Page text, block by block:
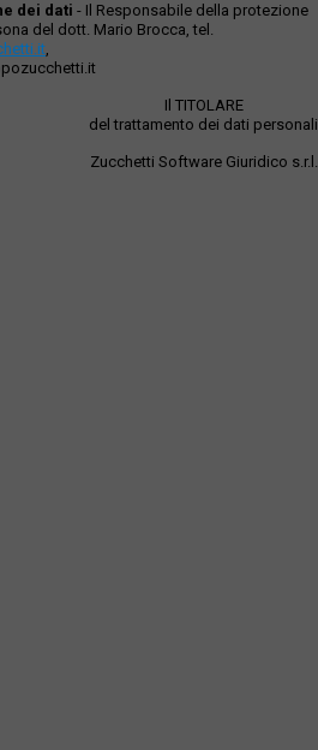
dei dati - Il Responsabile della protezione
del dott. Mario Brocca, tel.
,
Il TITOLARE
del trattamento dei dati personali
Zucchetti Software Giuridico s.r.l.